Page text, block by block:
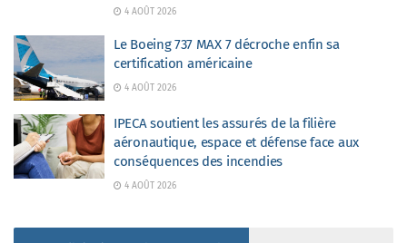
4 AOÛT 2026
Le Boeing 737 MAX 7 décroche enfin sa
certification américaine
4 AOÛT 2026
IPECA soutient les assurés de la filière
aéronautique, espace et défense face aux
conséquences des incendies
4 AOÛT 2026